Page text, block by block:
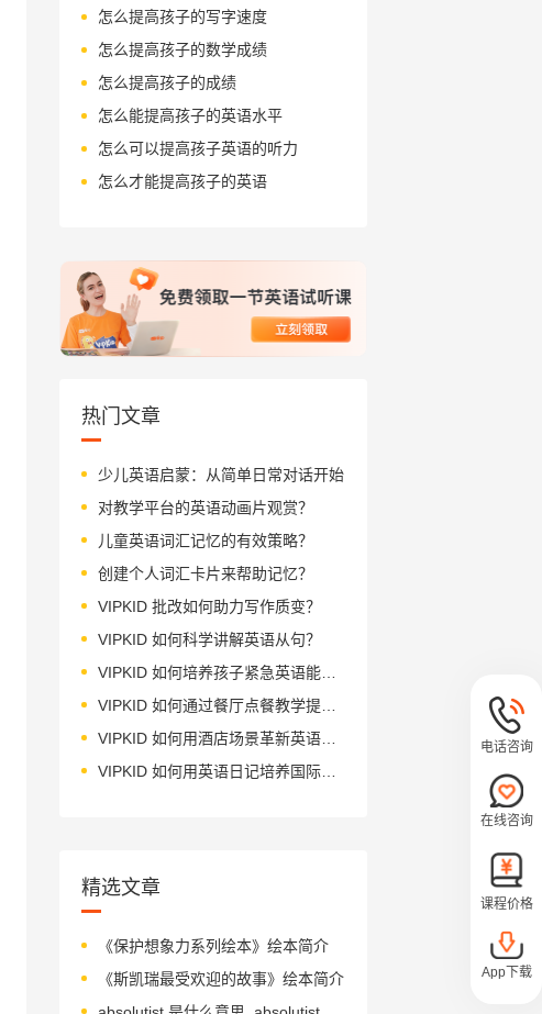
怎么提高孩子的写字速度
怎么提高孩子的数学成绩
怎么提高孩子的成绩
怎么能提高孩子的英语水平
怎么可以提高孩子英语的听力
怎么才能提高孩子的英语
热门文章
少儿英语启蒙：从简单日常对话开始
对教学平台的英语动画片观赏？
儿童英语词汇记忆的有效策略？
创建个人词汇卡片来帮助记忆？
VIPKID 批改如何助力写作质变？
VIPKID 如何科学讲解英语从句？
VIPKID 如何培养孩子紧急英语能力？
VIPKID 如何通过餐厅点餐教学提升少儿英语应用能力？
VIPKID 如何用酒店场景革新英语教学？
VIPKID 如何用英语日记培养国际化人才？
精选文章
《保护想象力系列绘本》绘本简介
《斯凯瑞最受欢迎的故事》绘本简介
电话咨询
在线咨询
课程价格
App下载